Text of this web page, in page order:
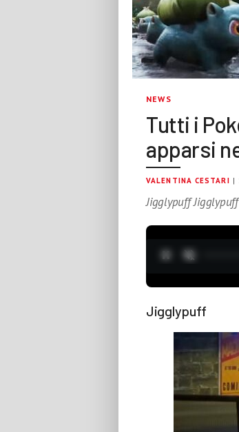
NEWS
Tutti i
apparsi
VALENTINA CESTARI |
Jigglypuff
Jigglypuff